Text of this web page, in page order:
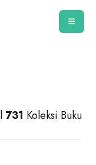
731 Koleksi Buku